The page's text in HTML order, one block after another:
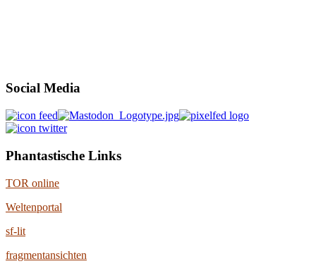
Social Media
Phantastische Links
TOR online
Weltenportal
sf-lit
fragmentansichten